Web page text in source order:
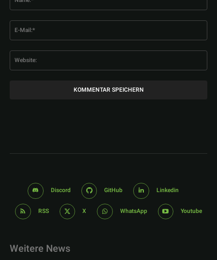
Discord GitHub Linkedin
RSS X WhatsApp Youtube
Weitere News